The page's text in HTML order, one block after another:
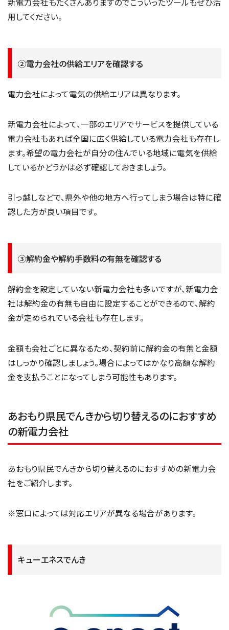
用してください。
②電力会社の供給エリアを確認する
電力会社によって電気の供給エリアは異なります。
新電力会社によって、一部のエリアでサービスを提供している
電力会社もあれば全国に広く供給している電力会社も存在し
ます。希望の電力会社が自分の住んでいる地域に電気を供給
しているかどうかは必ず確認しておきましょう。
引っ越しなどで、県外や他の地方へ行ってしまう場合は特に確
認した方が良い項目です。
③解約金や解約手数料の有無を確認する
解約金を設定していない新電力会社も多いですが、新電力会
社は解約金の有無も自由に設定することができるので、解約
金が定められている会社も存在します。
金額も会社ごとに異なるため、契約前に解約金の有無と金額
はしっかり確認しましょう。場合によってはかなり高額な解約
金を支払うことになってしまう可能性もあります。
あおもり県民でんきから切り替えるのにおすすめ
の新電力会社
あおもり県民でんきから切り替えるのにおすすめの新電力会
社をご紹介します。
※窓口によっては対応エリアが異なる場合があります。
キューエネスでんき